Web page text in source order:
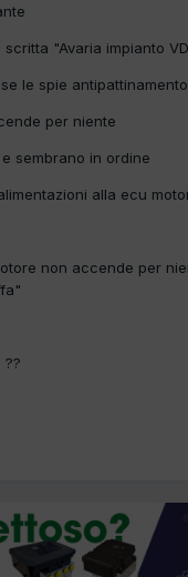
"Avaria impianto
le spie
per niente
sembrano in ordine
alla ecu
non accende per